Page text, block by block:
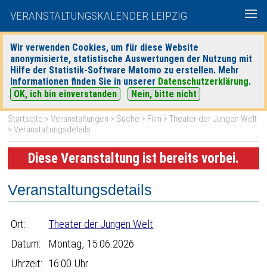
VERANSTALTUNGSKALENDER LEIPZIG
Wir verwenden Cookies, um für diese Website
anonymisierte, statistische Auswertungen der Nutzung mit
Hilfe der Statistik-Software Matomo zu erstellen. Mehr
Informationen finden Sie in unserer Datenschutzerklärung.
OK, ich bin einverstanden
Nein, bitte nicht
heute|morgen| Detaillierte Suche
Startseite >Veranstaltungen > Suche > Film >Theater der Jungen Welt
> Veranstaltungsdetails
Diese Veranstaltung ist bereits vorbei.
Veranstaltungsdetails
Ort:
Theater der Jungen Welt
Datum:
Montag, 15.06.2026
Uhrzeit: 16:00 Uhr